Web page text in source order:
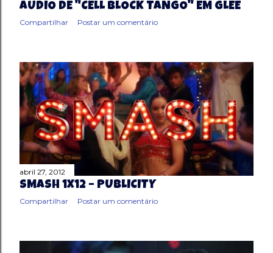
ÁUDIO DE "CELL BLOCK TANGO" EM GLEE
Compartilhar Postar um comentário
abril 27, 2012
SMASH 1X12 – PUBLICITY
Compartilhar Postar um comentário